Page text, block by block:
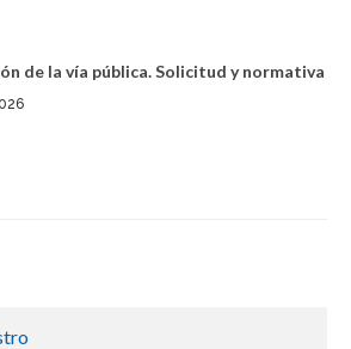
de la vía pública. Solicitud y normativa